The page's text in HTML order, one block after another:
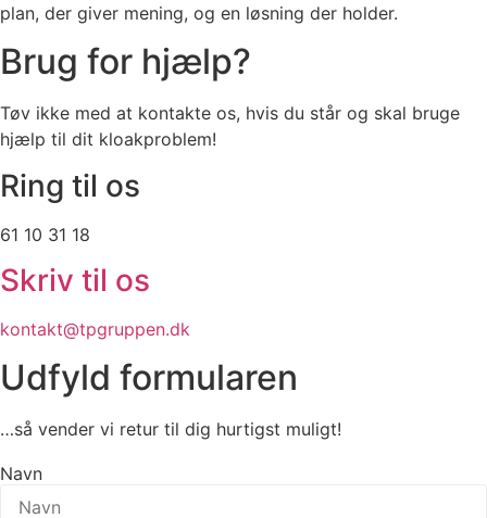
plan, der giver mening, og en løsning der holder.
Brug for hjælp?
Tøv ikke med at kontakte os, hvis du står og skal bruge
hjælp til dit kloakproblem!
Ring til os
61 10 31 18
Skriv til os
kontakt@tpgruppen.dk
Udfyld formularen
…så vender vi retur til dig hurtigst muligt!
Navn